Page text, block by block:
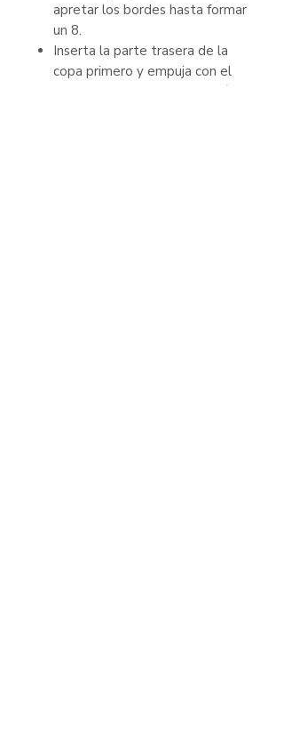
apretar los bordes hasta formar
un 8.
Inserta la parte trasera de la
copa primero y empuja con el